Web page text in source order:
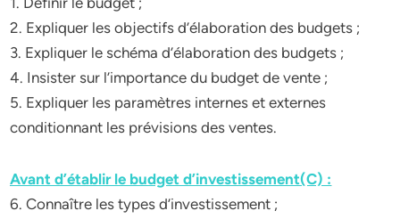
2. Expliquer les objectifs d’élaboration des budgets ;
3. Expliquer le schéma d’élaboration des budgets ;
4. Insister sur l’importance du budget de vente ;
5. Expliquer les paramètres internes et externes
conditionnant les prévisions des ventes.
Avant d’établir le budget d’investissement(C) :
6. Connaître les types d’investissement ;